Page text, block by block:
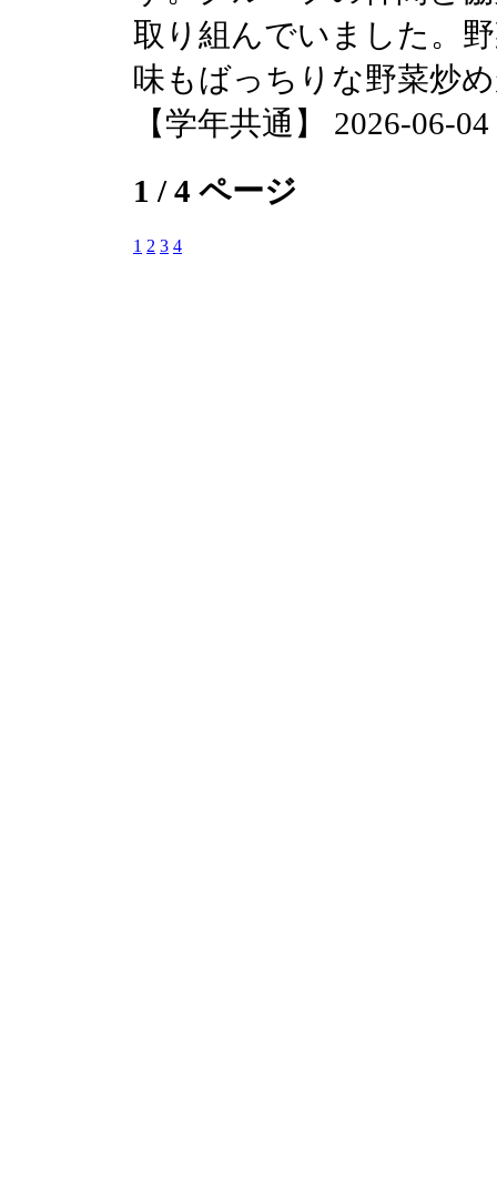
取り組んでいました。
味もばっちりな野菜炒
【学年共通】 2026-06-
1 / 4 ページ
1 2 3 4